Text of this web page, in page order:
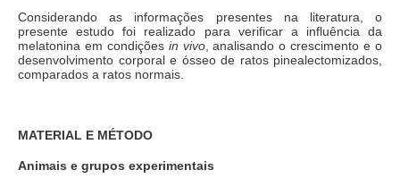
Considerando as informações presentes na literatura, o
presente estudo foi realizado para verificar a influência da
melatonina em condições in vivo, analisando o crescimento e o
desenvolvimento corporal e ósseo de ratos pinealectomizados,
comparados a ratos normais.
MATERIAL E MÉTODO
Animais e grupos experimentais